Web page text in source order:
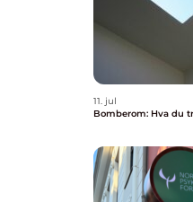
11. jul
Bomberom: Hva du